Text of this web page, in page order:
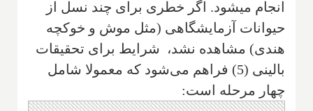
انجام می‍شود. اگر خطری برای چند نسل از
حیوانات آزمایشگاهی (مثل موش و خوکچه
هندی) مشاهده نشد، ‌ شرایط برای تحقیقات
بالینی (5) فراهم می‌شود که معمولا شامل
چهار مرحله است: